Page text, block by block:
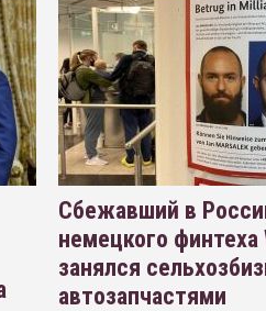
Сбежавший в
немецкого финтеха
занялся
автозапчастями